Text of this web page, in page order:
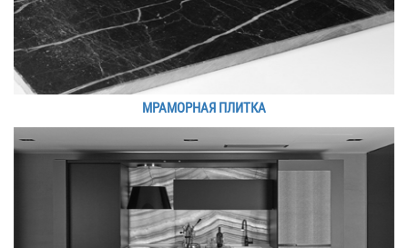
МРАМОРНАЯ ПЛИТКА